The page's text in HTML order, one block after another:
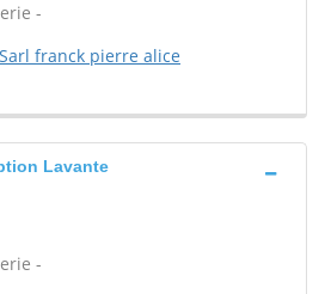
-
Sarl franck pierre alice
Lavante
-